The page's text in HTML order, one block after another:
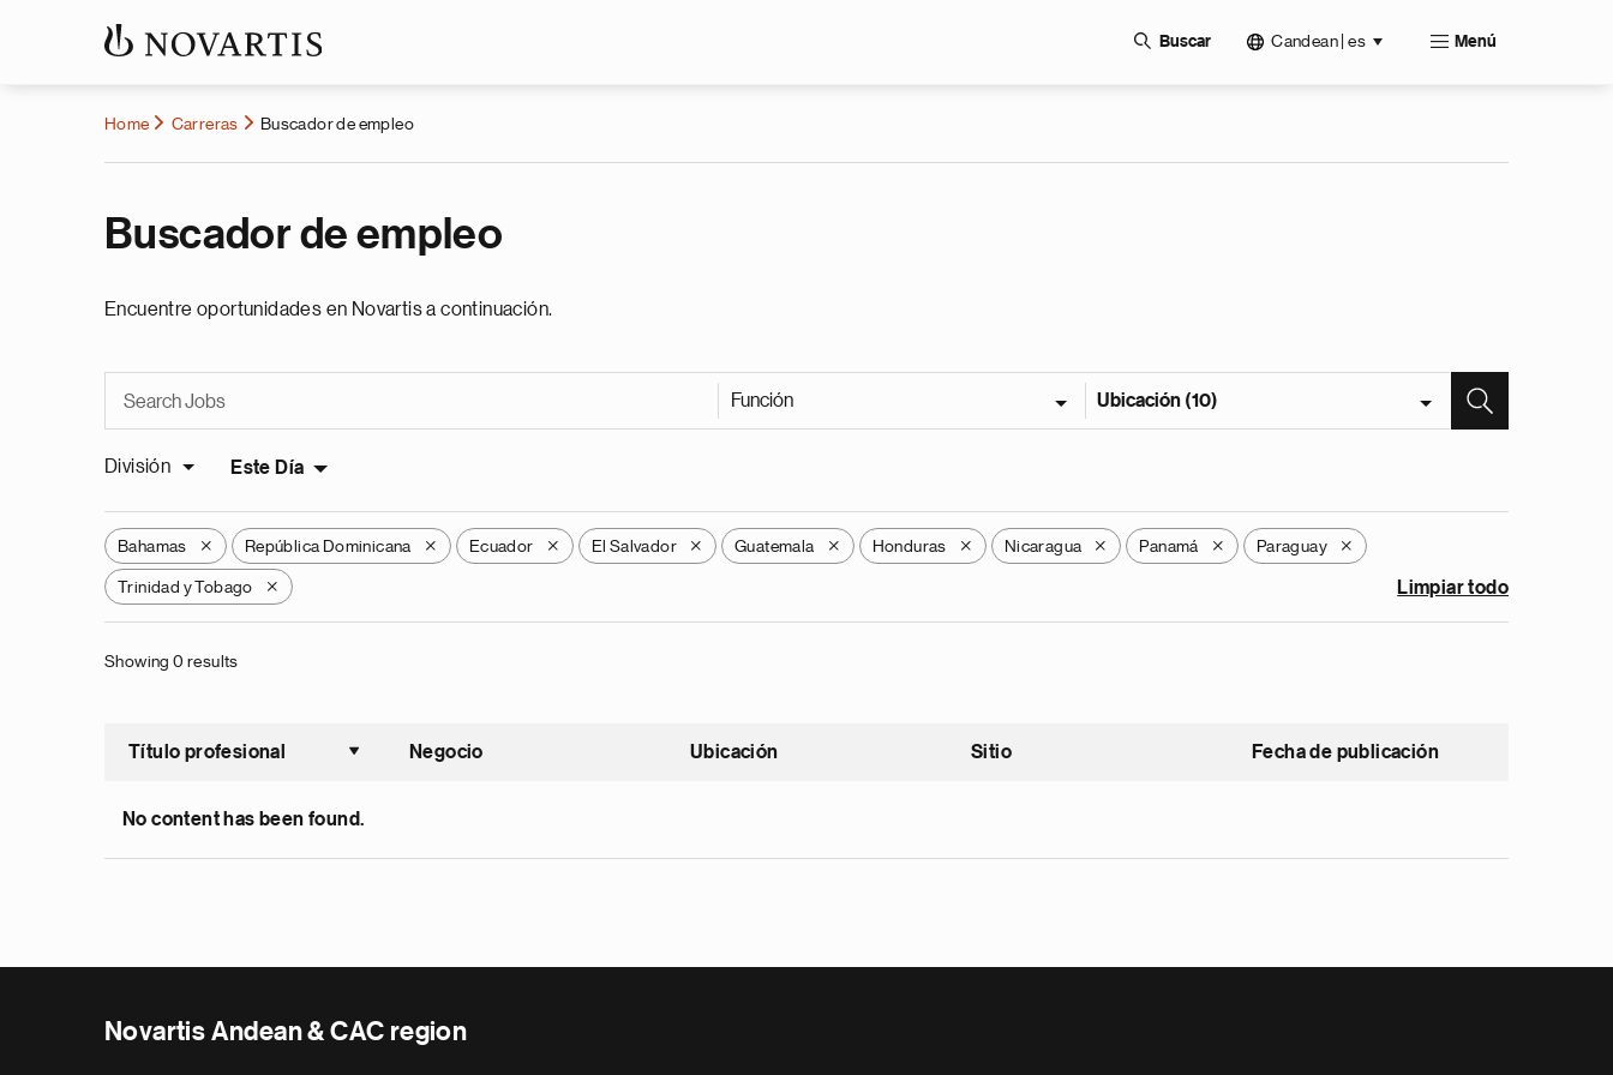
Buscar Candean | es Menú
Home Carreras Buscador de empleo
Buscador de empleo
Encuentre oportunidades en Novartis a continuación.
Función Ubicación (10)
División Este Día
Bahamas X República Dominicana X Ecuador X El Salvador X Guatemala X Honduras X Nicaragua X Panamá X Paraguay X
Trinidad y Tobago X Limpiar todo
Showing 0 results
Título profesional
Ordenar ascendente
Negocio Ubicación Sitio Fecha de publicación
No content has been found.
Novartis Andean & CAC region